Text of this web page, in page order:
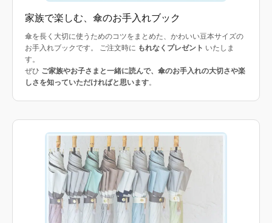
家族で楽しむ、傘のお手入れブック
傘を長く大切に使うためのコツをまとめた、かわいい豆本サイズの
お手入れブックです。 ご注文時に もれなくプレゼント いたしま
す。
ぜひ ご家族やお子さまと一緒に読んで、傘のお手入れの大切さや楽
しさを知っていただければと思います。